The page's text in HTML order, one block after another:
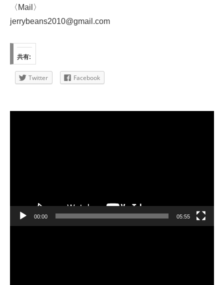
〈Mail〉
jerrybeans2010@gmail.com
共有:
Twitter Facebook
00:00 05:55